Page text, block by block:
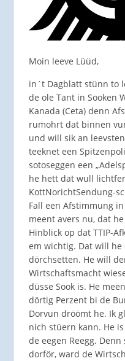
Moin leeve Lüüd,
in´t Dagblatt stünn to
de ole Tant in Sooken
Kanada (Ceta) denn
rumohrt dat binnen
und will sik an
teeknet een
sotoseggen een
he hett dat wull
KottNorichtSendung-
Fall een Afstimmung
meent avers nu, dat
Hinblick op dat TTIP-
em wichtig. Dat will he
dörchsetten. He will
Wirtschaftsmacht
düsse Sook is. He
dörtig Perzent bi de
Dorvun dröömt he. Ik
nich stüern kann. He
de eegen Reegg.
dorför, ward de